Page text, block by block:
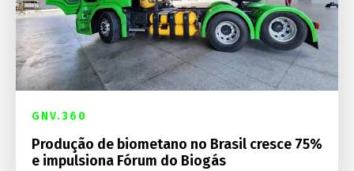
GNV.360
Produção de biometano no Brasil cresce 75%
e impulsiona Fórum do Biogás